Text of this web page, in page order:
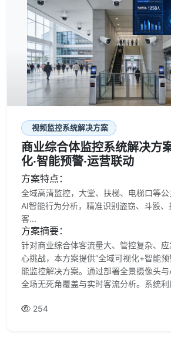
视频监控系统解决方案
商业综合体监控系统解决方
化·智能预警·运营联动
方案特点：
全域高清监控，大堂、扶梯、电梯口等
AI智能行为分析，精准识别盗窃、斗殴
客...
方案摘要：
针对商业综合体客流量大、管控复杂、
心挑战，本方案提供“全域可视化+智能
能监控解决方案。通过部署全景摄像头
全场无死角覆盖与实时客流分析。系统
254